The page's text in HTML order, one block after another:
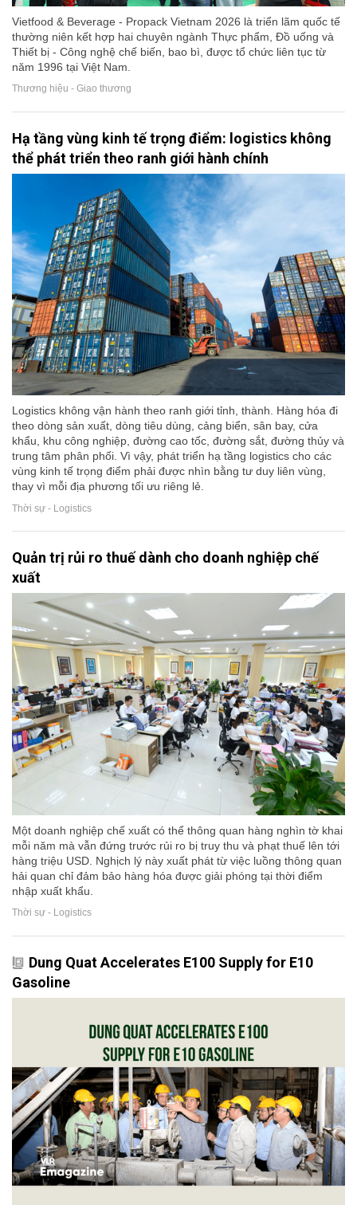
Vietfood & Beverage - Propack Vietnam 2026 là triển lãm quốc tế
thường niên kết hợp hai chuyên ngành Thực phẩm, Đồ uống và
Thiết bị - Công nghệ chế biến, bao bì, được tổ chức liên tục từ
năm 1996 tại Việt Nam.
Thương hiệu - Giao thương
Hạ tầng vùng kinh tế trọng điểm: logistics không
thể phát triển theo ranh giới hành chính
Logistics không vận hành theo ranh giới tỉnh, thành. Hàng hóa đi
theo dòng sản xuất, dòng tiêu dùng, cảng biển, sân bay, cửa
khẩu, khu công nghiệp, đường cao tốc, đường sắt, đường thủy và
trung tâm phân phối. Vì vậy, phát triển hạ tầng logistics cho các
vùng kinh tế trọng điểm phải được nhìn bằng tư duy liên vùng,
thay vì mỗi địa phương tối ưu riêng lẻ.
Thời sự - Logistics
Quản trị rủi ro thuế dành cho doanh nghiệp chế
xuất
Một doanh nghiệp chế xuất có thể thông quan hàng nghìn tờ khai
mỗi năm mà vẫn đứng trước rủi ro bị truy thu và phạt thuế lên tới
hàng triệu USD. Nghịch lý này xuất phát từ việc luồng thông quan
hải quan chỉ đảm bảo hàng hóa được giải phóng tại thời điểm
nhập xuất khẩu.
Thời sự - Logistics
Dung Quat Accelerates E100 Supply for E10
Gasoline